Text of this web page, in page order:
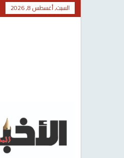
السبت, أغسطس 8, 2026